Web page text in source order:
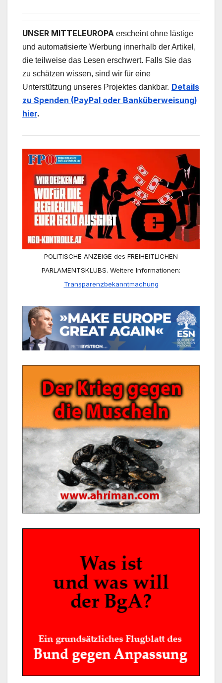
UNSER MITTELEUROPA erscheint ohne lästige
und automatisierte Werbung innerhalb der Artikel,
die teilweise das Lesen erschwert. Falls Sie das
zu schätzen wissen, sind wir für eine
Unterstützung unseres Projektes dankbar. Details
zu Spenden (PayPal oder Banküberweisung)
hier.
POLITISCHE ANZEIGE des FREIHEITLICHEN
PARLAMENTSKLUBS. Weitere Informationen:
Transparenzbekanntmachung